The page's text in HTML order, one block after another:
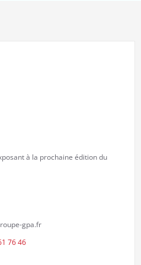
à la prochaine édition du
gpa.fr
76 46